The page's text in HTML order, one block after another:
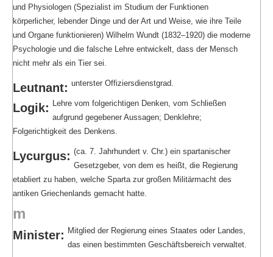
und Physiologen (Spezialist im Studium der Funktionen
körperlicher, lebender Dinge und der Art und Weise, wie ihre Teile
und Organe funktionieren) Wilhelm Wundt (1832–1920) die moderne
Psychologie und die falsche Lehre entwickelt, dass der Mensch
nicht mehr als ein Tier sei.
Leutnant: unterster Offiziersdienstgrad.
Logik: Lehre vom folgerichtigen Denken, vom Schließen
aufgrund gegebener Aussagen; Denklehre;
Folgerichtigkeit des Denkens.
Lycurgus: (ca. 7. Jahrhundert v. Chr.) ein spartanischer
Gesetzgeber, von dem es heißt, die Regierung
etabliert zu haben, welche Sparta zur großen Militärmacht des
antiken Griechenlands gemacht hatte.
m
Minister: Mitglied der Regierung eines Staates oder Landes,
das einen bestimmten Geschäftsbereich verwaltet.